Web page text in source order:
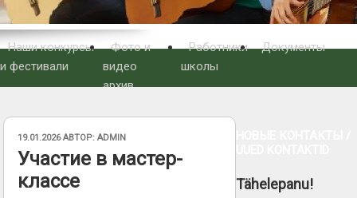
Наши конкурсы
и фестивали
Фото и
видео
архив
Работники
школы
Документы
ОПУБЛИКОВАНО
19.01.2026АВТОР:ADMIN
Участие в мастер-
классе
Tähelepanu!